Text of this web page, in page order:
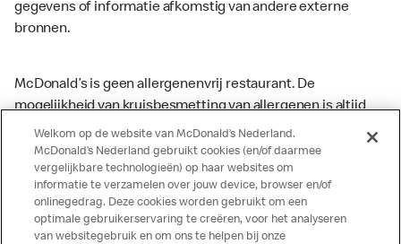
gegevens of informatie afkomstig van andere externe
bronnen.
McDonald’s is geen allergenenvrij restaurant. De
mogelijkheid van kruisbesmetting van allergenen is altijd
aanwezig. McDonald’s kan zodoende niet garanderen dat
haar producten geen sporen van allergenen bevatten.
McDonald’s aanvaardt daarom geen aansprakelijkheid
indien een gast als gevolg van het binnenkrijgen van (een
spoor van) een allergeen lichamelijke klachten krijgt. Alle
producten kunnen sporen bevatten van dierlijke
Welkom op de website van McDonald’s Nederland.
McDonald’s Nederland gebruikt cookies (en/of daarmee
vergelijkbare technologieën) op haar websites om
informatie te verzamelen over jouw device, browser en/of
onlinegedrag. Deze cookies worden gebruikt om een
optimale gebruikerservaring te creëren, voor het analyseren
van websitegebruik en om ons te helpen bij onze